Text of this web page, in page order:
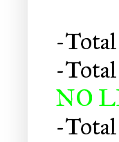
-Total
-
NO
-Total